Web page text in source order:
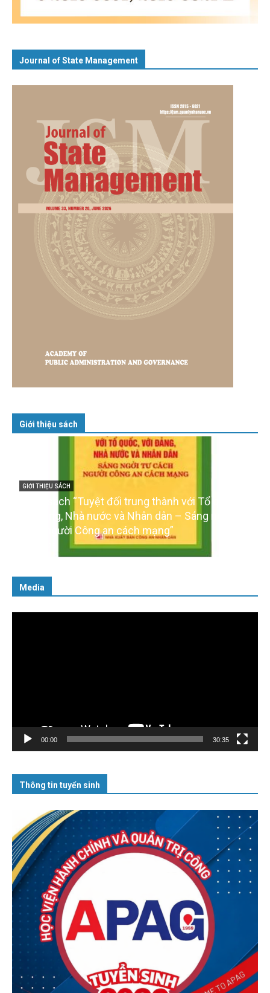
Journal of State Management
Giới thiệu sách
GIỚI THIỆU SÁCH
Ra mắt ba cuốn sách ảnh chào mừng Đại hội XIV
của Đảng
Media
00:00 30:35
Thông tin tuyển sinh